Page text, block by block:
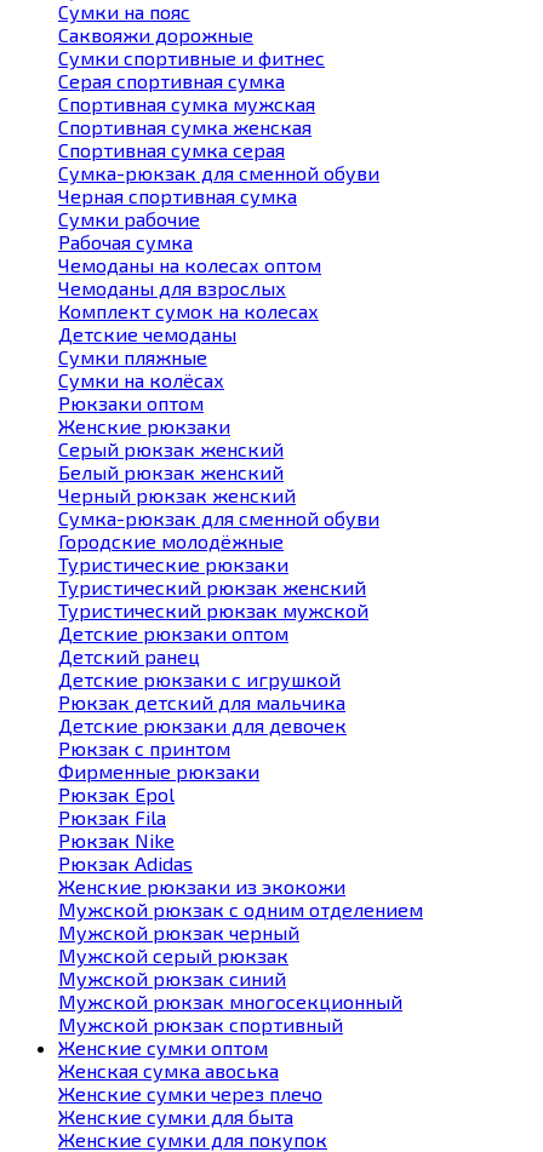
Сумки на пояс
Саквояжи дорожные
Сумки спортивные и фитнес
Серая спортивная сумка
Спортивная сумка мужская
Спортивная сумка женская
Спортивная сумка серая
Сумка-рюкзак для сменной обуви
Черная спортивная сумка
Сумки рабочие
Рабочая сумка
Чемоданы на колесах оптом
Чемоданы для взрослых
Комплект сумок на колесах
Детские чемоданы
Сумки пляжные
Сумки на колёсах
Рюкзаки оптом
Женские рюкзаки
Серый рюкзак женский
Белый рюкзак женский
Черный рюкзак женский
Сумка-рюкзак для сменной обуви
Городские молодёжные
Туристические рюкзаки
Туристический рюкзак женский
Туристический рюкзак мужской
Детские рюкзаки оптом
Детский ранец
Детские рюкзаки с игрушкой
Рюкзак детский для мальчика
Детские рюкзаки для девочек
Рюкзак с принтом
Фирменные рюкзаки
Рюкзак Epol
Рюкзак Fila
Рюкзак Nike
Рюкзак Adidas
Женские рюкзаки из экокожи
Мужской рюкзак с одним отделением
Мужской рюкзак черный
Мужской серый рюкзак
Мужской рюкзак синий
Мужской рюкзак многосекционный
Мужской рюкзак спортивный
Женские сумки оптом
Женская сумка авоська
Женские сумки через плечо
Женские сумки для быта
Женские сумки для покупок